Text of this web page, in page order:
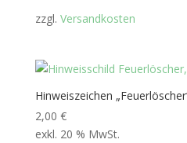
zzgl. Versandkosten
Hinweiszeichen
2,00 €
exkl. 20 % MwSt.